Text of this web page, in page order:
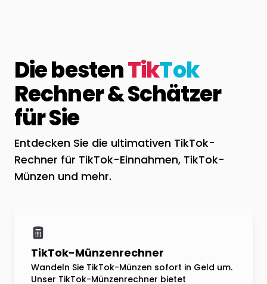
Die bestenTikTok
Rechner & Schätzer
für Sie
Entdecken Sie die ultimativen TikTok-
Rechner für TikTok-Einnahmen, TikTok-
Münzen und mehr.
TikTok-Münzenrechner
Wandeln Sie TikTok-Münzen sofort in Geld um.
Unser TikTok-Münzenrechner bietet